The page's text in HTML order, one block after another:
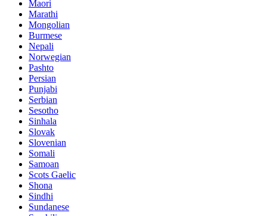
Maori
Marathi
Mongolian
Burmese
Nepali
Norwegian
Pashto
Persian
Punjabi
Serbian
Sesotho
Sinhala
Slovak
Slovenian
Somali
Samoan
Scots Gaelic
Shona
Sindhi
Sundanese